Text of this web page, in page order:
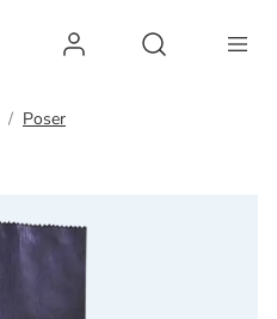
Log ind
Poser